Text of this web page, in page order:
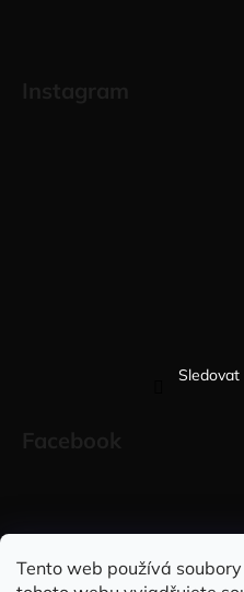
Tento web používá
Sleduj nás na INSTAGRAMU